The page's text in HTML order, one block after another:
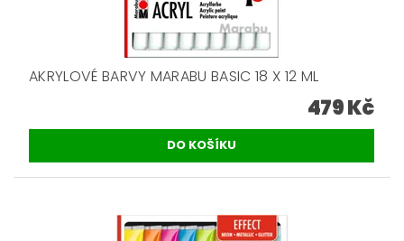
AKRYLOVÉ BARVY MARABU BASIC 18 X 12 ML
479 Kč